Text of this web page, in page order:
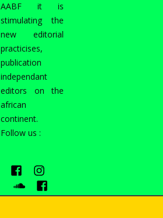
AABF it is
stimulating the
new editorial
practicises,
publication
independant
editors on the
african
continent.
Follow us :